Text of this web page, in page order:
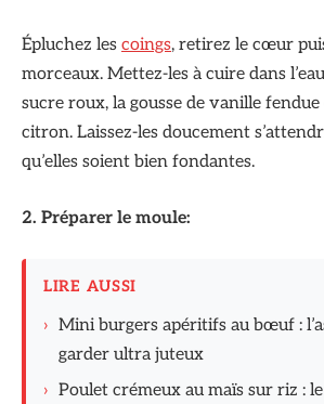
Épluchez les coings, retirez le cœur
morceaux. Mettez-les à cuire dans
sucre roux, la gousse de vanille fendue
citron. Laissez-les doucement
qu’elles soient bien fondantes.
2. Préparer le moule:
LIRE AUSSI
› Mini burgers apéritifs au bœuf :
garder ultra juteux
› Poulet crémeux au maïs sur riz :